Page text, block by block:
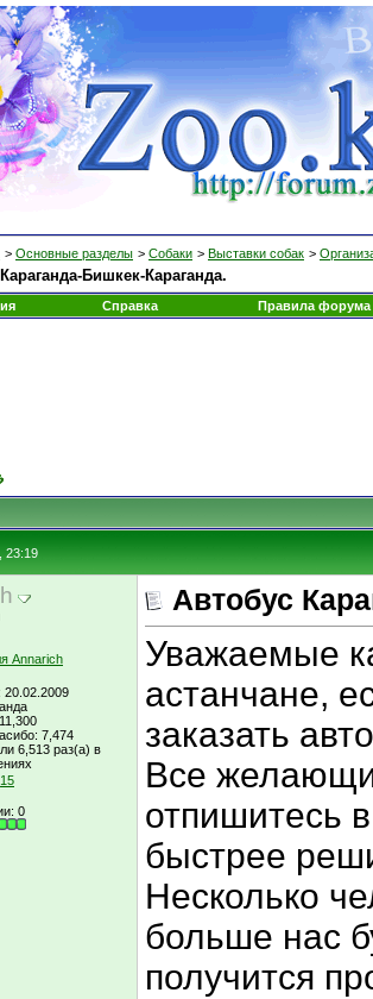
> Основные разделы > Собаки > Выставки собак >
Бишкек-Караганда.
Справка Правила форума
23:19
20.02.2009
7,474
6,513 раз(а) в
15
0
Автобус
Уважаемые
астанчане,
заказать
Все
отпишитесь
быстрее
Несколько
больше нас
получится